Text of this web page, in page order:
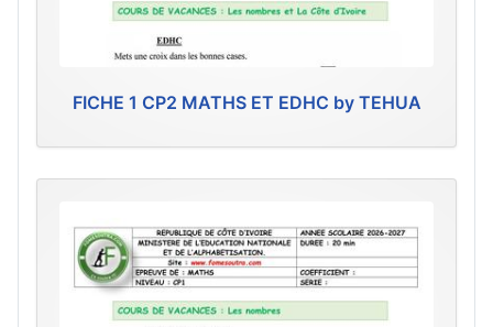
FICHE 1 CP2 MATHS ET EDHC by TEHUA